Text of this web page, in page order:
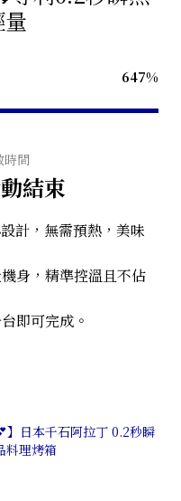
647%
時間
結束
計，無需預熱，美味
身，精準控溫且不佔
即可完成。